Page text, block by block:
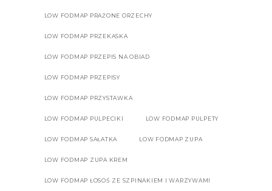
LOW FODMAP PRAŻONE ORZECHY
LOW FODMAP PRZEKASKA
LOW FODMAP PRZEPIS NA OBIAD
LOW FODMAP PRZEPISY
LOW FODMAP PRZYSTAWKA
LOW FODMAP PULPECIKI LOW FODMAP PULPETY
LOW FODMAP SAŁATKA LOW FODMAP ZUPA
LOW FODMAP ZUPA KREM
LOW FODMAP ŁOSOŚ ZE SZPINAKIEM I WARZYWAMI